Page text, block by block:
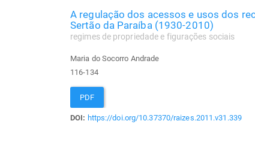
A regulação dos acessos e usos dos
Sertão da Paraíba (1930-2010)
regimes de propriedade e figurações sociais
Maria do Socorro Andrade
116-134
PDF
DOI: https://doi.org/10.37370/raizes.2011.v31.339